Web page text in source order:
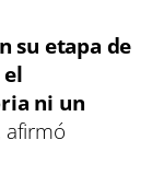
su etapa de
ni un
afirmó